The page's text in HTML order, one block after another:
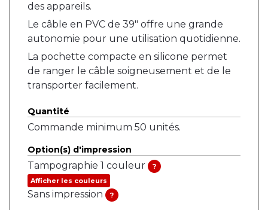
des appareils.
Le câble en PVC de 39" offre une grande
autonomie pour une utilisation quotidienne.
La pochette compacte en silicone permet
de ranger le câble soigneusement et de le
transporter facilement.
Quantité
Commande minimum 50 unités.
Option(s) d'impression
Tampographie 1 couleur
?
Afficher les couleurs
Sans impression ?